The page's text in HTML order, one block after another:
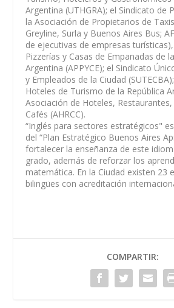
Argentina (UTHGRA); el Sindicato de
la Asociación de Propietarios de
Greyline, Surla y Buenos Aires Bus;
de ejecutivas de empresas
Pizzerías y Casas de Empanadas de
Argentina (APPYCE); el Sindicato
y Empleados de la Ciudad
Hoteles de Turismo de la República
Asociación de Hoteles,
Cafés (AHRCC).
“Inglés para sectores estratégicos"
del “Plan Estratégico Buenos Aires
fortalecer la enseñanza de este
grado, además de reforzar los
matemática. En la Ciudad existen 23
bilingües con acreditación
COMPARTIR: